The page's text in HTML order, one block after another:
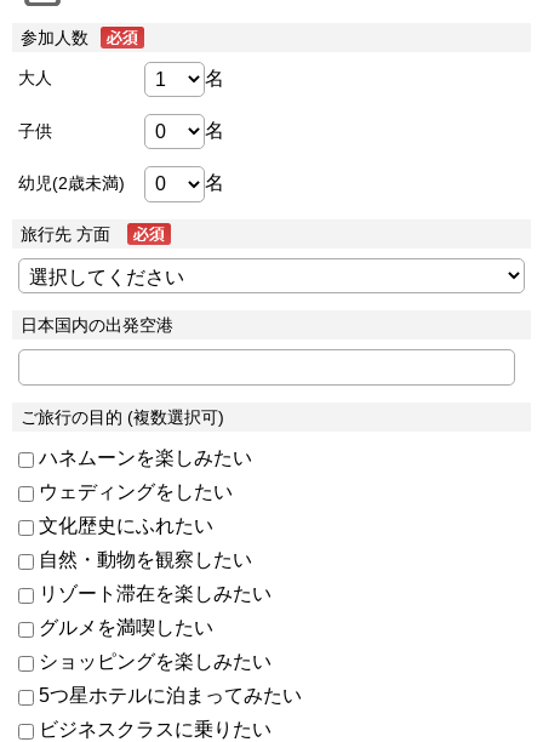
参加人数
大人 名
子供 名
幼児(2歳未満) 名
旅行先 方面
日本国内の出発空港
ご旅行の目的 (複数選択可)
ハネムーンを楽しみたい
ウェディングをしたい
文化歴史にふれたい
自然・動物を観察したい
リゾート滞在を楽しみたい
グルメを満喫したい
ショッピングを楽しみたい
5つ星ホテルに泊まってみたい
ビジネスクラスに乗りたい